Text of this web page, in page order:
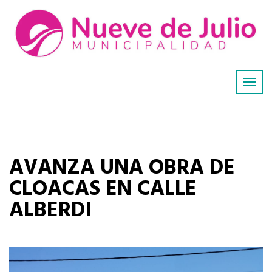
AVANZA UNA OBRA DE
CLOACAS EN CALLE
ALBERDI